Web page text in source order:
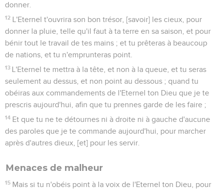
donner.
12 L'Eternel t'ouvrira son bon trésor, [savoir] les cieux, pour
donner la pluie, telle qu'il faut à ta terre en sa saison, et pour
bénir tout le travail de tes mains ; et tu prêteras à beaucoup
de nations, et tu n'emprunteras point.
13 L'Eternel te mettra à la tête, et non à la queue, et tu seras
seulement au dessus, et non point au dessous ; quand tu
obéiras aux commandements de l'Eternel ton Dieu que je te
prescris aujourd'hui, afin que tu prennes garde de les faire ;
14 Et que tu ne te détournes ni à droite ni à gauche d'aucune
des paroles que je te commande aujourd'hui, pour marcher
après d'autres dieux, [et] pour les servir.
Menaces de malheur
15 Mais si tu n'obéis point à la voix de l'Eternel ton Dieu, pour